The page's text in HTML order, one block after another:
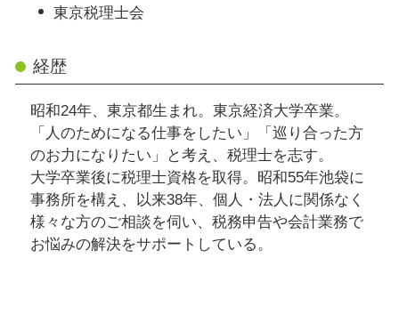
東京税理士会
経歴
昭和24年、東京都生まれ。東京経済大学卒業。
「人のためになる仕事をしたい」「巡り合った方
のお力になりたい」と考え、税理士を志す。
大学卒業後に税理士資格を取得。昭和55年池袋に
事務所を構え、以来38年、個人・法人に関係なく
様々な方のご相談を伺い、税務申告や会計業務で
お悩みの解決をサポートしている。